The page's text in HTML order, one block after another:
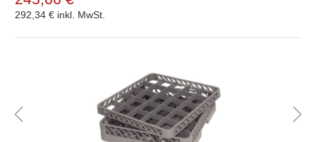
292,34 € inkl. MwSt.